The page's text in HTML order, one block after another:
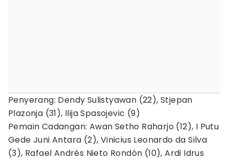
Penyerang: Dendy Sulistyawan (22), Stjepan
Plazonja (31), Ilija Spasojevic (9)
Pemain Cadangan: Awan Setho Raharjo (12), I Putu
Gede Juni Antara (2), Vinicius Leonardo da Silva
(3), Rafael Andrés Nieto Rondón (10), Ardi Idrus